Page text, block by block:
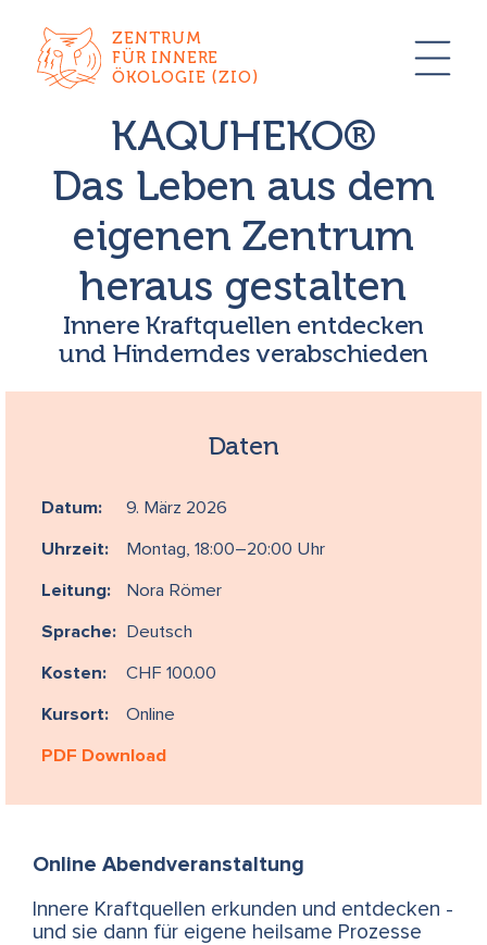
ZENTRUM
FÜR INNERE
ÖKOLOGIE (ZIO)
KAQUHEKO®
Das Leben aus dem
eigenen Zentrum
heraus gestalten
Innere Kraftquellen entdecken
und Hinderndes verabschieden
Daten
Datum: 9. März 2026
Uhrzeit: Montag, 18:00–20:00 Uhr
Leitung: Nora Römer
Sprache: Deutsch
Kosten: CHF 100.00
Kursort: Online
PDF Download
Online Abendveranstaltung
Innere Kraftquellen erkunden und entdecken -
und sie dann für eigene heilsame Prozesse